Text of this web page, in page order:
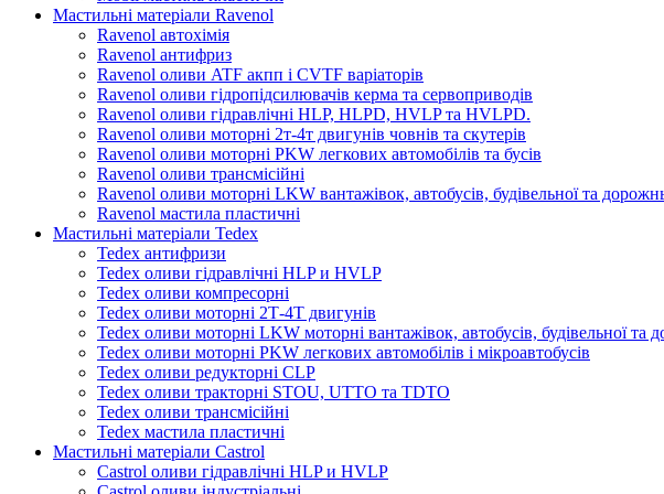
Мастильні матеріали Ravenol
Ravenol автохімія
Ravenol антифриз
Ravenol оливи ATF акпп і CVTF варіаторів
Ravenol оливи гідропідсилювачів керма та сервоприводів
Ravenol оливи гідравлічні HLP, HLPD, HVLP та HVLPD.
Ravenol оливи моторні 2т-4т двигунів човнів та скутерів
Ravenol оливи моторні PKW легкових автомобілів та бусів
Ravenol оливи трансмісійні
Ravenol оливи моторні LKW вантажівок, автобусів, будівельної та
Ravenol мастила пластичні
Мастильні матеріали Tedex
Tedex антифризи
Tedex оливи гідравлічні HLP и HVLP
Tedex оливи компресорні
Tedex оливи моторні 2Т-4Т двигунів
Tedex оливи моторні LKW моторні вантажівок, автобусів, будівельної та
Tedex оливи моторні PKW легкових автомобілів і мікроавтобусів
Tedex оливи редукторні CLP
Tedex оливи тракторні STOU, UTTO та TDTO
Tedex оливи трансмісійні
Tedex мастила пластичні
Мастильні матеріали Castrol
Castrol оливи гідравлічні HLP и HVLP